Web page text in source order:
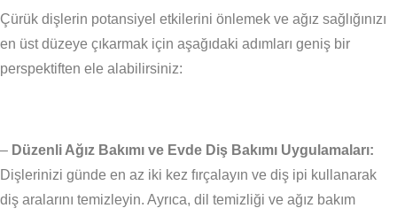
Çürük dişlerin potansiyel etkilerini önlemek ve ağız sağlığınızı
en üst düzeye çıkarmak için aşağıdaki adımları geniş bir
perspektiften ele alabilirsiniz:
– Düzenli Ağız Bakımı ve Evde Diş Bakımı Uygulamaları:
Dişlerinizi günde en az iki kez fırçalayın ve diş ipi kullanarak
diş aralarını temizleyin. Ayrıca, dil temizliği ve ağız bakım